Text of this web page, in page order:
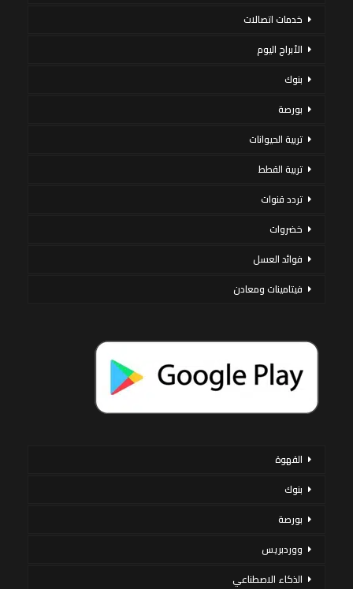
خدمات اتصالات
الأبراج اليوم
بنوك
بورصة
تربية الحيوانات
تربية القطط
تردد قنوات
خضروات
فوائد العسل
فيتامينات ومعادن
القهوة
بنوك
بورصة
ووردبريس
الذكاء الاصطناعي